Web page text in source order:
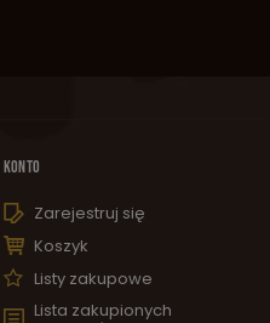
KONTO
Zarejestruj się
Koszyk
Listy zakupowe
Lista zakupionych